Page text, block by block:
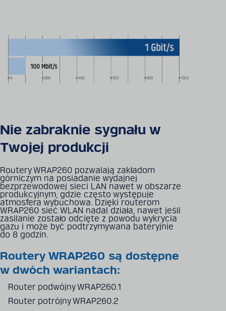
Nie zabraknie sygnału w
Twojej produkcji
Routery WRAP260 pozwalają zakładom
górniczym na posiadanie wydajnej
bezprzewodowej sieci LAN nawet w obszarze
produkcyjnym, gdzie często występuje
atmosfera wybuchowa. Dzięki routerom
WRAP260 sieć WLAN nadal działa, nawet jeśli
zasilanie zostało odcięte z powodu wykrycia
gazu i może być podtrzymywana bateryjnie
do 8 godzin.
Routery WRAP260 są dostępne
w dwóch wariantach:
Router podwójny WRAP260.1
Router potrójny WRAP260.2